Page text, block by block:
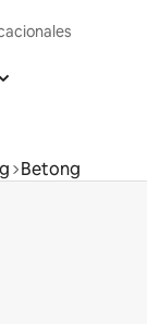
Betong